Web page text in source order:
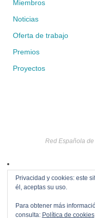
Miembros
Noticias
Oferta de trabajo
Premios
Proyectos
Red Española
Privacidad y cookies: este
él, aceptas su uso.
Para obtener más
consulta: Política de cookies